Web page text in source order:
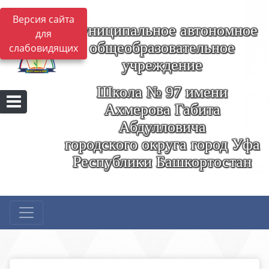
Версия сайта
для
слабовидящих
Муниципальное автономное
общеобразовательное
учреждение
Школа № 97 имени
Ахмерова Габита
Абдулловича
городского округа город Уфа
Республики Башкортостан